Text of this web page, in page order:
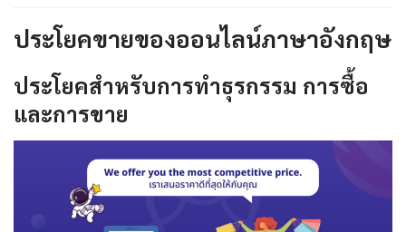
ประโยคขายของออนไลน์ภาษาอังกฤษ
ประโยคสำหรับการทำธุรกรรม การซื้อ
และการขาย